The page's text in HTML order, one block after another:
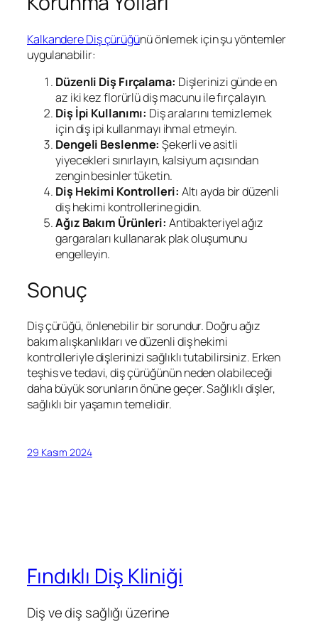
Kalkandere Diş çürüğünü önlemek için şu yöntemler
uygulanabilir:
Düzenli Diş Fırçalama: Dişlerinizi günde en
az iki kez florürlü diş macunu ile fırçalayın.
Diş İpi Kullanımı: Diş aralarını temizlemek
için diş ipi kullanmayı ihmal etmeyin.
Dengeli Beslenme: Şekerli ve asitli
yiyecekleri sınırlayın, kalsiyum açısından
zengin besinler tüketin.
Diş Hekimi Kontrolleri: Altı ayda bir düzenli
diş hekimi kontrollerine gidin.
Ağız Bakım Ürünleri: Antibakteriyel ağız
gargaraları kullanarak plak oluşumunu
engelleyin.
Sonuç
Diş çürüğü, önlenebilir bir sorundur. Doğru ağız
bakım alışkanlıkları ve düzenli diş hekimi
kontrolleriyle dişlerinizi sağlıklı tutabilirsiniz. Erken
teşhis ve tedavi, diş çürüğünün neden olabileceği
daha büyük sorunların önüne geçer. Sağlıklı dişler,
sağlıklı bir yaşamın temelidir.
29 Kasım 2024
Fındıklı Diş Kliniği
Diş ve diş sağlığı üzerine